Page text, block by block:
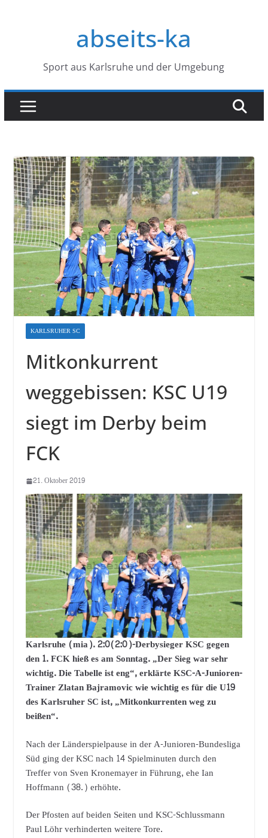
abseits-ka
Sport aus Karlsruhe und der Umgebung
KARLSRUHER SC
Mitkonkurrent
weggebissen: KSC U19
siegt im Derby beim
FCK
21. Oktober 2019
Karlsruhe (mia). 2:0(2:0)-Derbysieger KSC gegen
den 1. FCK hieß es am Sonntag. „Der Sieg war sehr
wichtig. Die Tabelle ist eng“, erklärte KSC-A-Junioren-
Trainer Zlatan Bajramovic wie wichtig es für die U19
des Karlsruher SC ist, „Mitkonkurrenten weg zu
beißen“.
Nach der Länderspielpause in der A-Junioren-Bundesliga
Süd ging der KSC nach 14 Spielminuten durch den
Treffer von Sven Kronemayer in Führung, ehe Ian
Hoffmann (38.) erhöhte.
Der Pfosten auf beiden Seiten und KSC-Schlussmann
Paul Löhr verhinderten weitere Tore.